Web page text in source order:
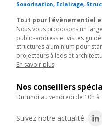
Sonorisation, Eclairage,
Tout pour l'évènementiel
Nous vous proposons un
public-address et visites
structures aluminium pour
projecteurs à leds et
En savoir plus
Nos conseillers
du lundi au vendredi de 10h
Suivez notre actualité :